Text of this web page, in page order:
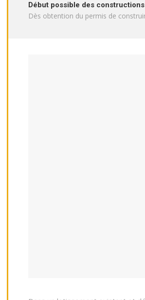
Début possible des constructions
Dès obtention du permis de